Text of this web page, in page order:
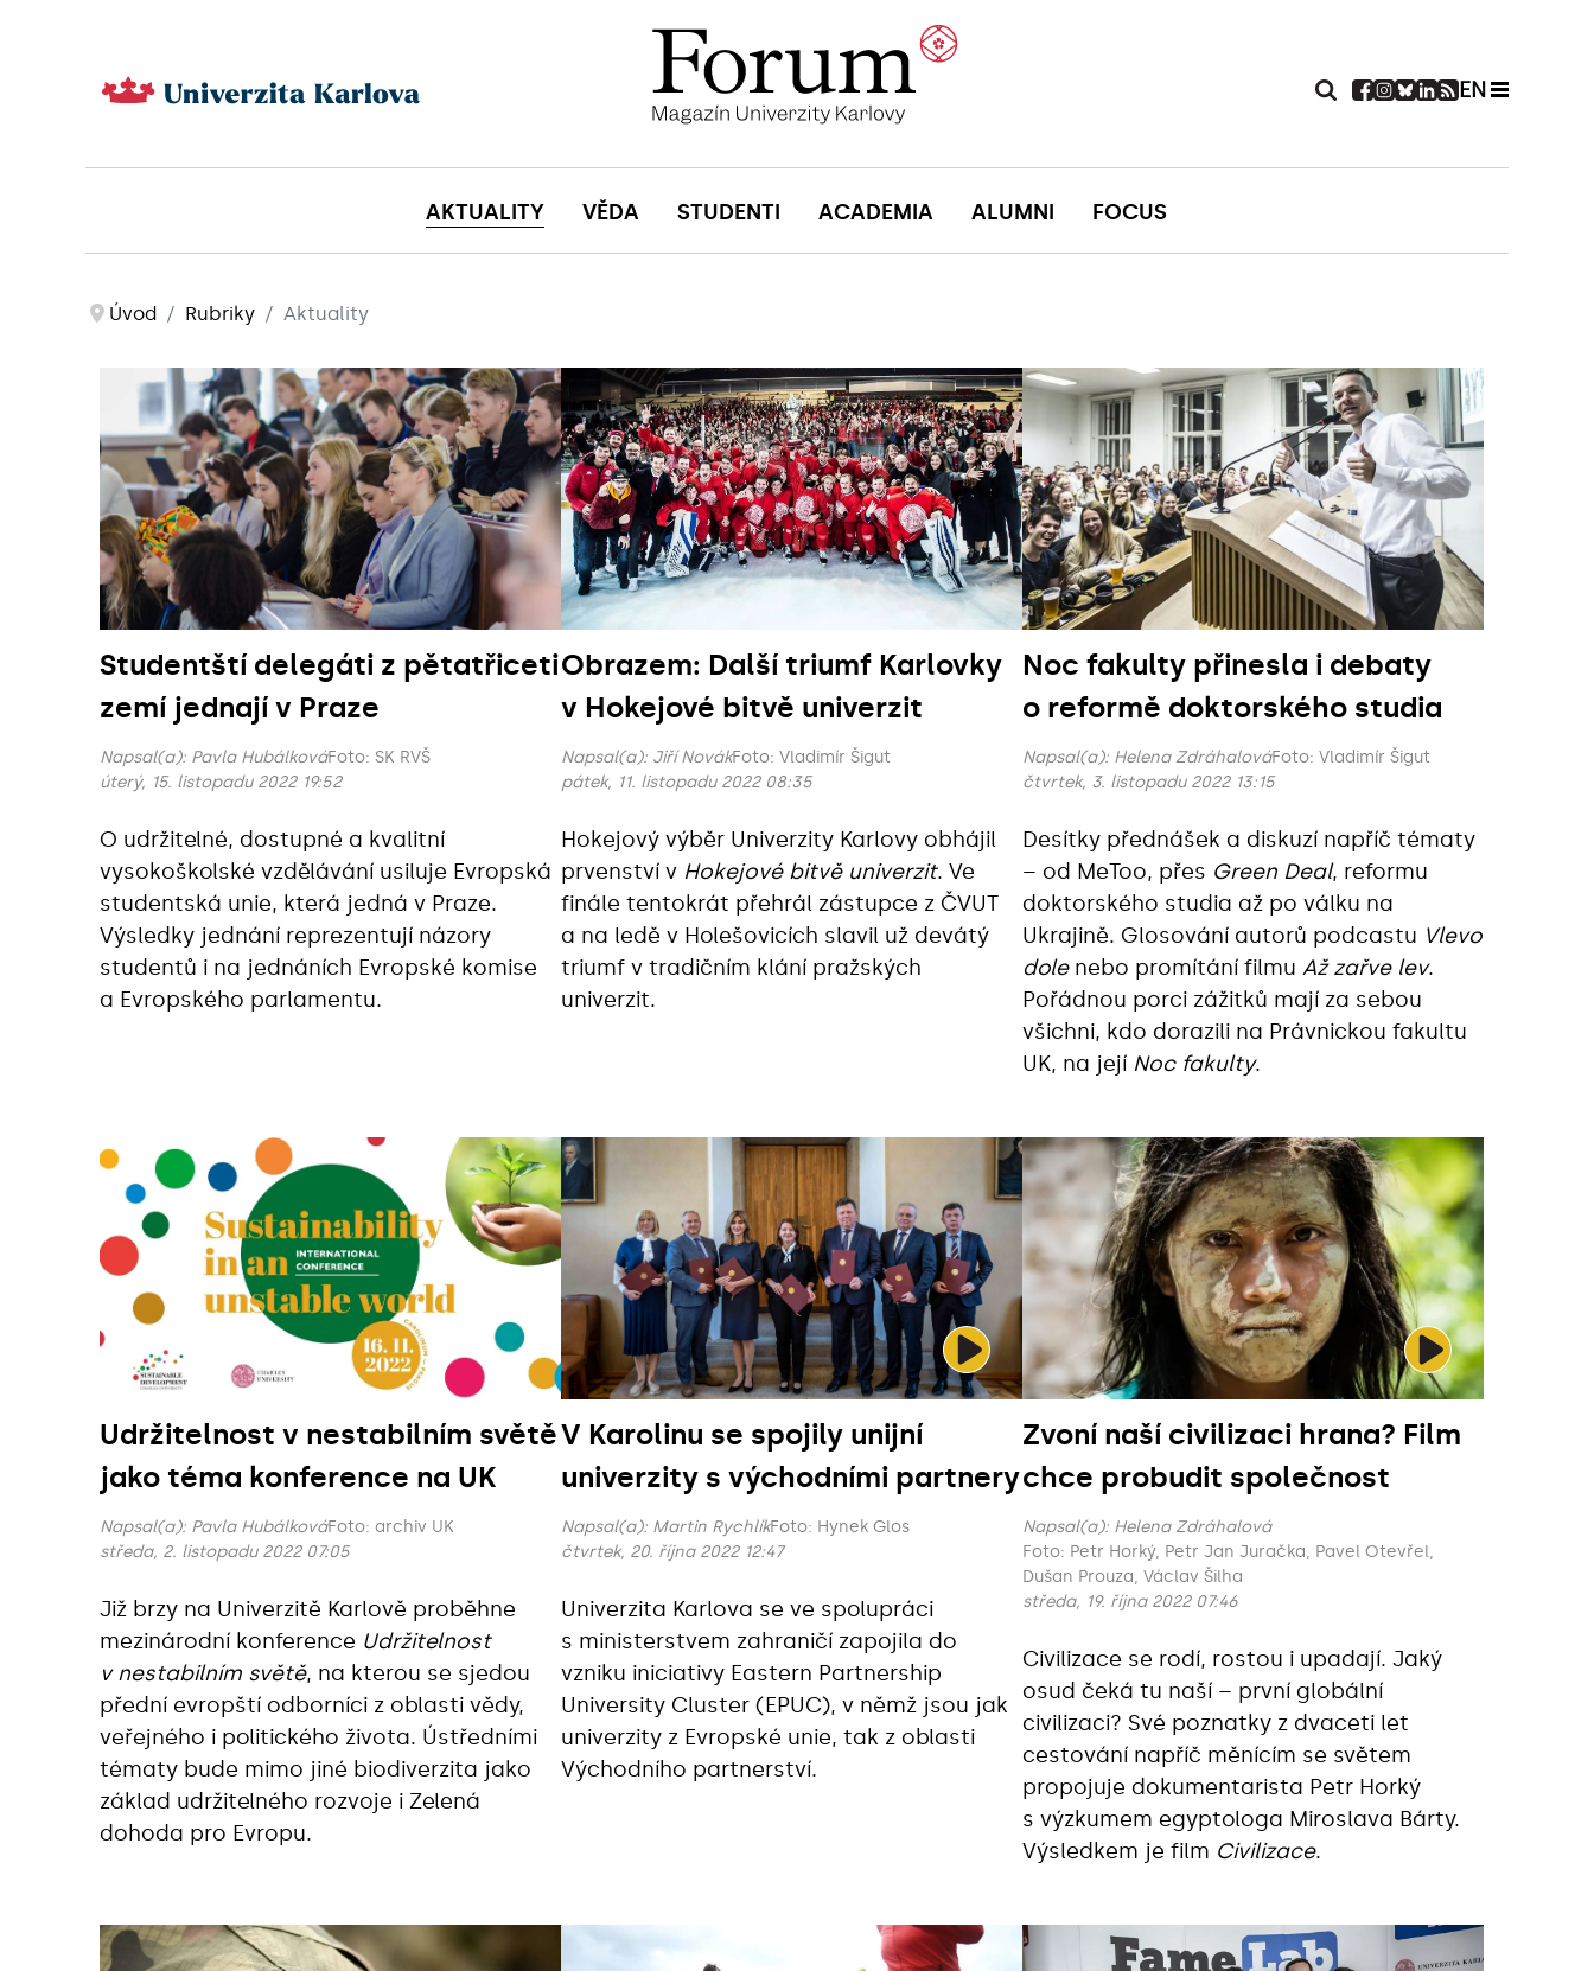
EN
AKTUALITY VĚDA STUDENTI ACADEMIA ALUMNI FOCUS
Úvod Rubriky Aktuality
Studentští delegáti z pětatřiceti
zemí jednají v Praze
Napsal(a): Pavla Hubálková
Foto: SK RVŠ
úterý, 15. listopadu 2022 19:52
O udržitelné, dostupné a kvalitní
vysokoškolské vzdělávání usiluje Evropská
studentská unie, která jedná v Praze.
Výsledky jednání reprezentují názory
studentů i na jednáních Evropské komise
a Evropského parlamentu.
Obrazem: Další triumf Karlovky
v Hokejové bitvě univerzit
Napsal(a): Jiří Novák
Foto: Vladimír Šigut
pátek, 11. listopadu 2022 08:35
Hokejový výběr Univerzity Karlovy obhájil
prvenství v Hokejové bitvě univerzit. Ve
finále tentokrát přehrál zástupce z ČVUT
a na ledě v Holešovicích slavil už devátý
triumf v tradičním klání pražských
univerzit.
Noc fakulty přinesla i debaty
o reformě doktorského studia
Napsal(a): Helena Zdráhalová
Foto: Vladimír Šigut
čtvrtek, 3. listopadu 2022 13:15
Desítky přednášek a diskuzí napříč tématy
– od MeToo, přes Green Deal, reformu
doktorského studia až po válku na
Ukrajině. Glosování autorů podcastu Vlevo
dolenebo promítání filmu Až zařve lev.
Pořádnou porci zážitků mají za sebou
všichni, kdo dorazili na Právnickou fakultu
UK, na její Noc fakulty.
Udržitelnost v nestabilním světě
jako téma konference na UK
Napsal(a): Pavla Hubálková
Foto: archiv UK
středa, 2. listopadu 2022 07:05
Již brzy na Univerzitě Karlově proběhne
mezinárodní konference Udržitelnost
v nestabilním světě, na kterou se sjedou
přední evropští odborníci z oblasti vědy,
veřejného i politického života. Ústředními
tématy bude mimo jiné biodiverzita jako
základ udržitelného rozvoje i Zelená
dohoda pro Evropu.
V Karolinu se spojily unijní
univerzity s východními partnery
Napsal(a): Martin Rychlík
Foto: Hynek Glos
čtvrtek, 20. října 2022 12:47
Univerzita Karlova se ve spolupráci
s ministerstvem zahraničí zapojila do
vzniku iniciativy Eastern Partnership
University Cluster (EPUC), v němž jsou jak
univerzity z Evropské unie, tak z oblasti
Východního partnerství.
Zvoní naší civilizaci hrana? Film
chce probudit společnost
Napsal(a): Helena Zdráhalová
Foto: Petr Horký, Petr Jan Juračka, Pavel Otevřel,
Dušan Prouza, Václav Šilha
středa, 19. října 2022 07:46
Civilizace se rodí, rostou i upadají. Jaký
osud čeká tu naší – první globální
civilizaci? Své poznatky z dvaceti let
cestování napříč měnícím se světem
propojuje dokumentarista Petr Horký
s výzkumem egyptologa Miroslava Bárty.
Výsledkem je film Civilizace.